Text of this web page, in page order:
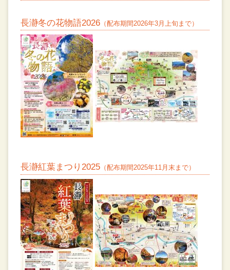
長瀞冬の花物語2026 （配布期間2026年3月上旬まで）
長瀞紅葉まつり2025 （配布期間2025年11月末まで）